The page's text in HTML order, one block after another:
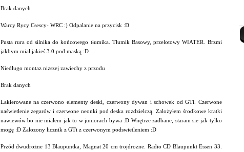
Brak danych
Warcy Rycy Csescy- WRC :) Odpalanie na przycisk :D
Pusta rura od silnika do końcowego tłumika. Tłumik Basowy, przelotowy WIATER. Brzmi
jakbym miał jakieś 3.0 pod maską :D
Niedlugo montaz nizszej zawiechy z przodu
Brak danych
Lakierowane na czerwono elementy deski, czerwony dywan i schowek od GTi. Czerwone
naświetlenie zegarów i czerwone neonki pod deska rozdzielczą. Zalożyłem środkowe kratki
nawiewów bo nie miałem jak to w juniorach bywa :D Wnętrze zadbane, staram sie jak tylko
mogę :D Zalozony licznik z GTi z czerwonym podswietleniem :D
Przód dwudrożne 13 Blaupuntka, Magnat 20 cm trojdrozne. Radio CD Blaupunkt Essen 33.